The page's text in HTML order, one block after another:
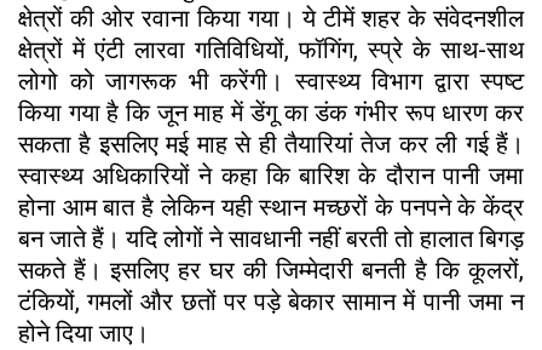
क्षेत्रों की ओर रवाना किया गया। ये टीमें शहर के संवेदनशील
क्षेत्रों में एंटी लारवा गतिविधियों, फॉगिंग, स्प्रे के साथ-साथ
लोगो को जागरूक भी करेंगी। स्वास्थ्य विभाग द्वारा स्पष्ट
किया गया है कि जून माह में डेंगू का डंक गंभीर रूप धारण कर
सकता है इसलिए मई माह से ही तैयारियां तेज कर ली गई हैं।
स्वास्थ्य अधिकारियों ने कहा कि बारिश के दौरान पानी जमा
होना आम बात है लेकिन यही स्थान मच्छरों के पनपने के केंद्र
बन जाते हैं। यदि लोगों ने सावधानी नहीं बरती तो हालात बिगड़
सकते हैं। इसलिए हर घर की जिम्मेदारी बनती है कि कूलरों,
टंकियों, गमलों और छतों पर पड़े बेकार सामान में पानी जमा न
होने दिया जाए।